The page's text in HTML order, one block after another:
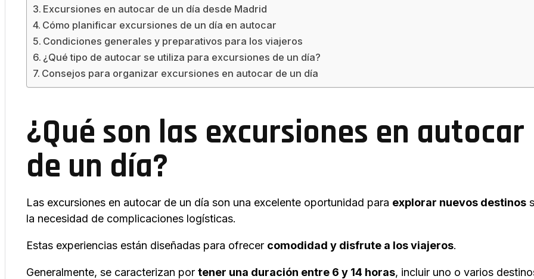
Excursiones en autocar de un día desde Madrid
Cómo planificar excursiones de un día en autocar
Condiciones generales y preparativos para los viajeros
¿Qué tipo de autocar se utiliza para excursiones de un día?
Consejos para organizar excursiones en autocar de un día
¿Qué son las excursiones en autocar
de un día?
Las excursiones en autocar de un día son una excelente oportunidad para explorar nuevos destinos
la necesidad de complicaciones logísticas.
Estas experiencias están diseñadas para ofrecer comodidad y disfrute a los viajeros.
Generalmente, se caracterizan por tener una duración entre 6 y 14 horas, incluir uno o varios